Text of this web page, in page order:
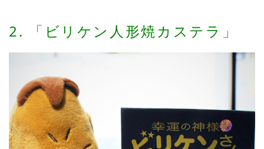
2. 「ビリケン人形焼カステラ」